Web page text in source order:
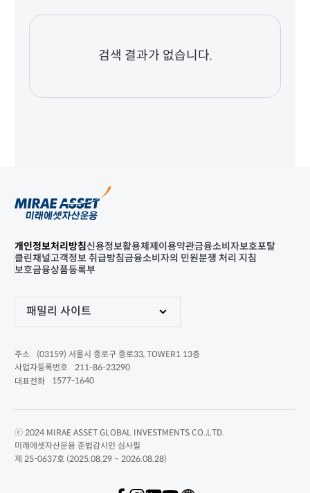
검색 결과가 없습니다.
개인정보처리방침신용정보활용체제 이용약관금융소비자보호포탈
클린채널고객정보 취급방침금융소비자의 민원분쟁 처리 지침
보호금융상품등록부
패밀리 사이트
주소
(03159) 서울시 종로구 종로33, TOWER1 13층
사업자등록번호
211-86-23290
대표전화
1577-1640
ⓒ 2024 MIRAE ASSET GLOBAL INVESTMENTS CO.,LTD.
미래에셋자산운용 준법감시인 심사필
제 25-0637호 (2025.08.29 ~ 2026.08.28)